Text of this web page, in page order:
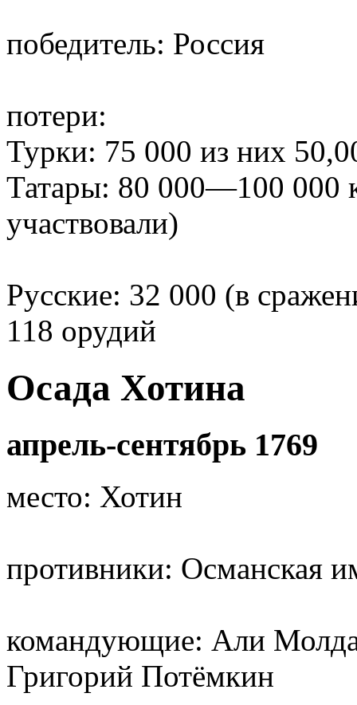
победитель: Россия
потери:
Турки: 75 000 из них
Татары: 80 000—100 000
участвовали)
Русские: 32 000 (в
118 орудий
Осада Хотина
апрель-сентябрь 1769
место: Хотин
противники: Османская
командующие: Али
Григорий Потёмкин